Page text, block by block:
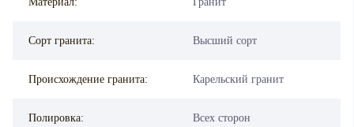
Сорт гранита: Высший сорт
Происхождение гранита: Карельский гранит
Полировка: Всех сторон